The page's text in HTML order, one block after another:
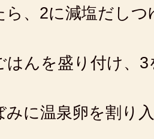
ら、2に減塩だし
はんを盛り付け、
みに温泉卵を割り